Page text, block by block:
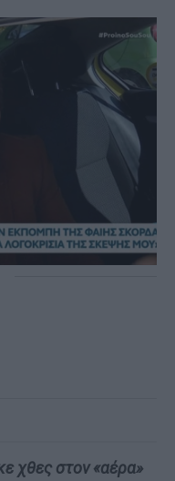
χθες στον «αέρα»